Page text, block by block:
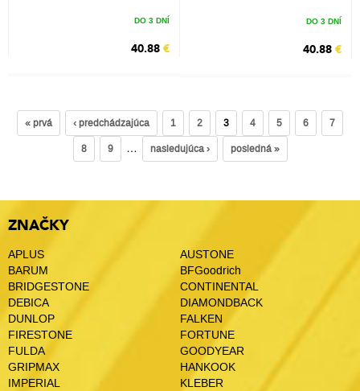
DO 3 DNÍ
40.88 €
DO 3 DNÍ
40.88 €
« prvá ‹ predchádzajúca 1 2 3 4 5 6
7
8
9 … nasledujúca › posledná »
ZNAČKY
APLUS
AUSTONE
BARUM
BFGoodrich
BRIDGESTONE
CONTINENTAL
DEBICA
DIAMONDBACK
DUNLOP
FALKEN
FIRESTONE
FORTUNE
FULDA
GOODYEAR
GRIPMAX
HANKOOK
IMPERIAL
KLEBER